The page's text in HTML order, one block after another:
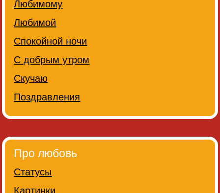
Любимому
Любимой
Спокойной ночи
С добрым утром
Скучаю
Поздравления
Про любовь
Статусы
Картинки